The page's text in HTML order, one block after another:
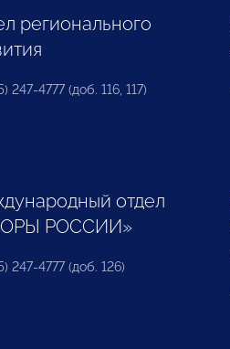
регионального
247-4777 (доб. 116, 117)
отдел
РОССИИ»
247-4777 (доб. 126)